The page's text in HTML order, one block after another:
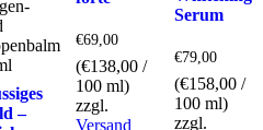
–
€69,00
(€138,00/
100 ml)
zzgl.
Versand
Serum
€79,00
(€158,00/
100 ml)
zzgl.